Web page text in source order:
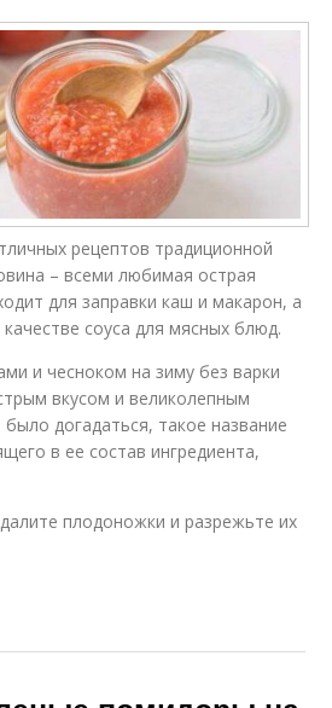
рецептов традиционной
– всеми любимая острая
для заправки каш и макарон, а
соуса для мясных блюд.
и чесноком на зиму без варки
вкусом и великолепным
догадаться, такое название
в ее состав ингредиента,
плодоножки и разрежьте их